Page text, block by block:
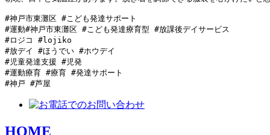
#神戸市東灘区 #こども発達サポート
#運動#神戸市東灘区 #こども発達療育型 #放課後デイサービス
#ロジコ #lojiko
#放デイ #ほうでい #ホウデイ
#児童発達支援 #児発
#運動療育 #療育 #発達サポート
#神戸 #芦屋
HOME